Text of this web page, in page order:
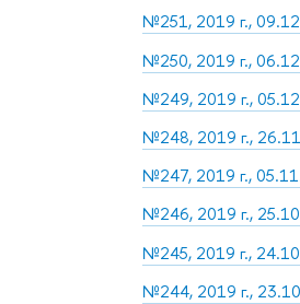
№251, 2019 г.,
№250, 2019 г.,
№249, 2019 г.,
№248, 2019 г.,
№247, 2019 г.,
№246, 2019 г.,
№245, 2019 г.,
№244, 2019 г.,